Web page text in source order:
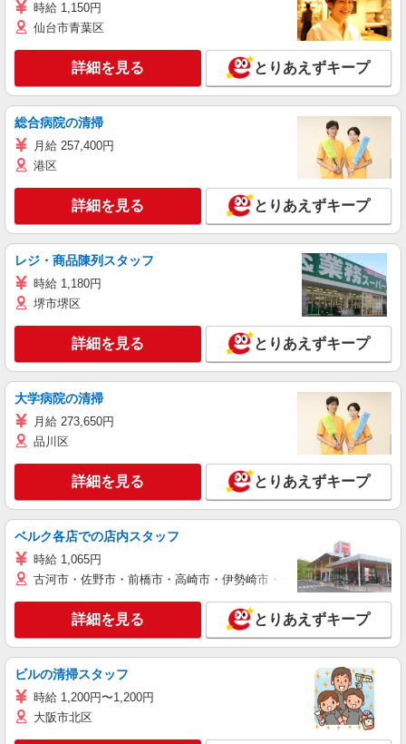
時給 1,150円
仙台市青葉区
詳細を見る とりあえずキープ
総合病院の清掃
月給 257,400円
港区
詳細を見る とりあえずキープ
レジ・商品陳列スタッフ
時給 1,180円
堺市堺区
詳細を見る とりあえずキープ
大学病院の清掃
月給 273,650円
品川区
詳細を見る とりあえずキープ
ベルク各店での店内スタッフ
時給 1,065円
古河市・佐野市・前橋市・高崎市・伊勢崎市・太田市・館林市・藤
詳細を見る とりあえずキープ
ビルの清掃スタッフ
時給 1,200円〜1,200円
大阪市北区